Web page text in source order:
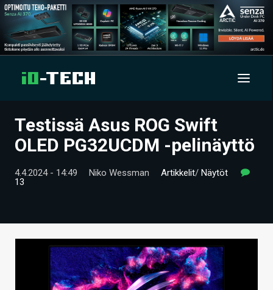
UUTISET
VIDEOT
TIETOA
Testissä Asus ROG Swift
OLED PG32UCDM -pelinäyttö
4.4.2024 - 14:49 Niko Wessman Artikkelit/ Näytöt
13